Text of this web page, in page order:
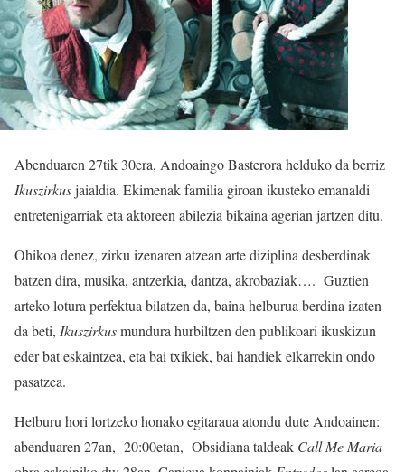
Abenduaren 27tik 30era, Andoaingo Basterora helduko da berriz
Ikuszirkusjaialdia. Ekimenak familia giroan ikusteko emanaldi
entretenigarriak eta aktoreen abilezia bikaina agerian jartzen ditu.
Ohikoa denez, zirku izenaren atzean arte diziplina desberdinak
batzen dira, musika, antzerkia, dantza, akrobaziak…. Guztien
arteko lotura perfektua bilatzen da, baina helburua berdina izaten
da beti, Ikuszirkusmundura hurbiltzen den publikoari ikuskizun
eder bat eskaintzea, eta bai txikiek, bai handiek elkarrekin ondo
pasatzea.
Helburu hori lortzeko honako egitaraua atondu dute Andoainen:
abenduaren 27an, 20:00etan, Obsidiana taldeak Call Me Maria